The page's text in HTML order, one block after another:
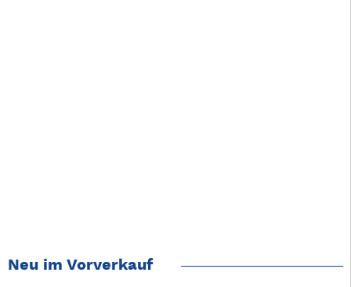
Neu im Vorverkauf